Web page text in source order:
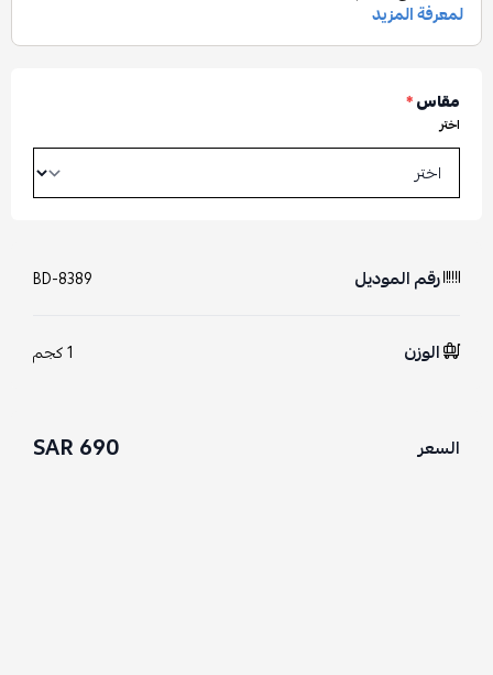
مقاس*
اختر
رقم الموديل BD-8389
الوزن 1 كجم
السعر 690 SAR